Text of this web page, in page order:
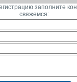
заполните
свяжемся: